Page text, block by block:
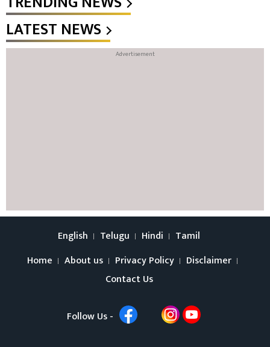
LATEST NEWS
English Telugu Hindi
Tamil
Home
About us Privacy Policy
Disclaimer
Contact Us
Follow Us -